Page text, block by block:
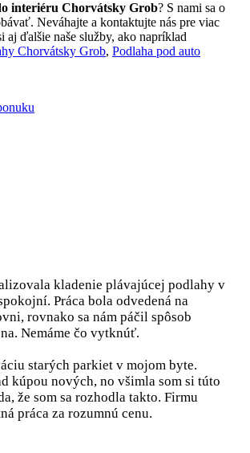
interiéru Chorvátsky Grob? S nami sa o
Neváhajte a kontaktujte nás pre viac
aj ďalšie naše služby, ako napríklad
Chorvátsky Grob, Podlaha pod auto
kladenie plávajúcej podlahy v
Práca bola odvedená na
rovnako sa nám páčil spôsob
Nemáme čo vytknúť.
starých parkiet v mojom byte.
kúpou nových, no všimla som si túto
že som sa rozhodla takto. Firmu
práca za rozumnú cenu.